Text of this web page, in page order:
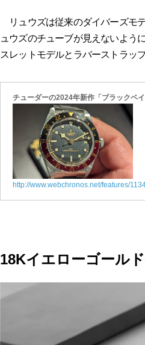
リュウズは従来のダイバーズモ
ュウズのチューブが見えないよう
スレットモデルとラバーストラッ
チューダーの2024年新作「ブラックベ
http://www.webchronos.net/features/
18Kイエローゴール